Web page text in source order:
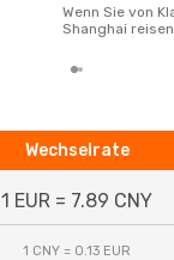
Wenn Sie von Klagenfurt nach
Shanghai reisen
Wechselrate
1 EUR = 7.89 CNY
1 CNY = 0.13 EUR